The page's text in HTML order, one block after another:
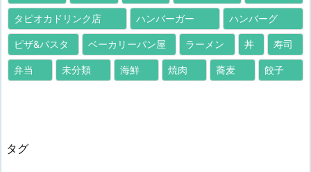
タピオカドリンク店 ハンバーガー ハンバーグ
ピザ&パスタ ベーカリーパン屋 ラーメン 丼 寿司
弁当 未分類 海鮮 焼肉 蕎麦 餃子
タグ